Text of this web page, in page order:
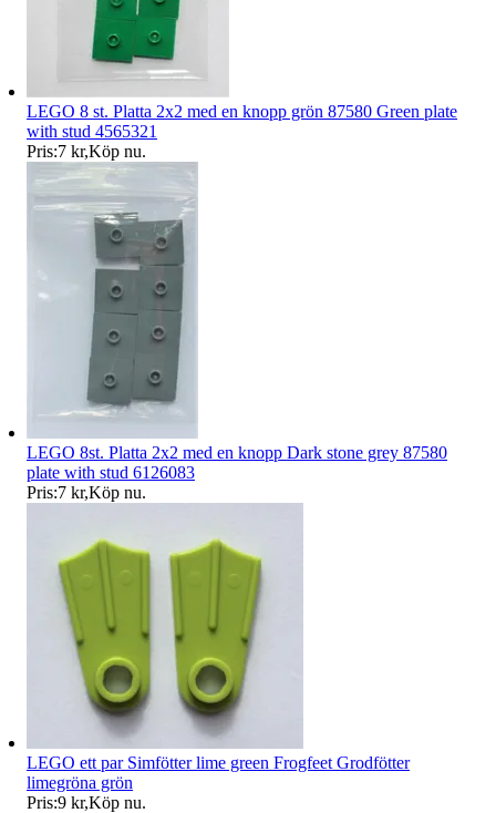
LEGO 8 st. Platta 2x2 med en knopp grön 87580 Green plate
with stud 4565321
Pris:7 kr,Köp nu.
LEGO 8st. Platta 2x2 med en knopp Dark stone grey 87580
plate with stud 6126083
Pris:7 kr,Köp nu.
LEGO ett par Simfötter lime green Frogfeet Grodfötter
limegröna grön
Pris:9 kr,Köp nu.